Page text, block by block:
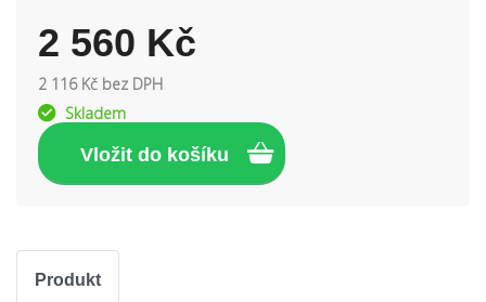
2 560 Kč
2 116 Kč bez DPH
Skladem
Produkt